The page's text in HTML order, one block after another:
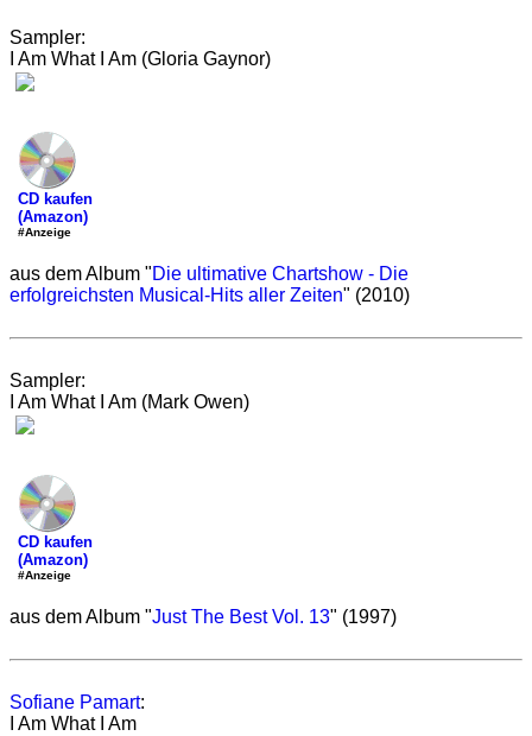
Sampler:
I Am What I Am (Gloria Gaynor)
CD kaufen
(Amazon)
#Anzeige
aus dem Album "Die ultimative Chartshow - Die
erfolgreichsten Musical-Hits aller Zeiten" (2010)
Sampler:
I Am What I Am (Mark Owen)
CD kaufen
(Amazon)
#Anzeige
aus dem Album "Just The Best Vol. 13" (1997)
Sofiane Pamart:
I Am What I Am